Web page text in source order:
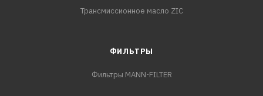
Трансмиссионное масло ZIC
ФИЛЬТРЫ
Фильтры MANN-FILTER